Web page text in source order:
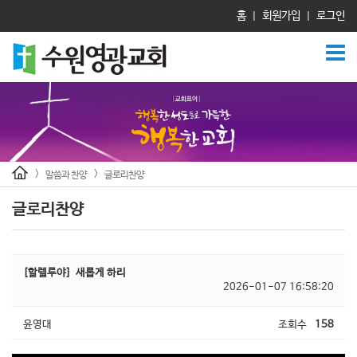
홈 회원가입 로그인
> 말씀과 찬양 > 글로리찬양
글로리찬양
[할렐루야]
새롭게 하리
2026-01-07 16:58:20
윤영대 조회수 158